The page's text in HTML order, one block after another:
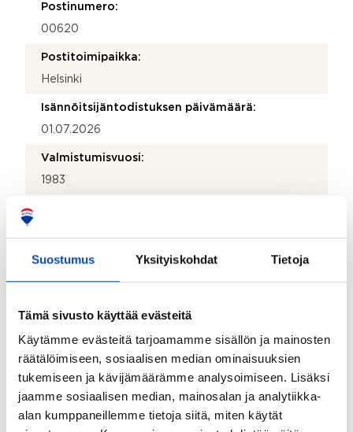
Suostumus Yksityiskohdat Tietoja
Tämä sivusto käyttää evästeitä
Käytämme evästeitä tarjoamamme sisällön ja mainosten
räätälöimiseen, sosiaalisen median ominaisuuksien
tukemiseen ja kävijämäärämme analysoimiseen. Lisäksi
jaamme sosiaalisen median, mainosalan ja analytiikka-
alan kumppaneillemme tietoja siitä, miten käytät
Postinumero:
00620
Postitoimipaikka:
Helsinki
Isännöitsijäntodistuksen päivämäärä:
01.07.2026
Valmistumisvuosi:
1983
Rakennus- ja pintamateriaalit:
Betoni
Kattotyyppi:
Katemateriaali:
Alumiinipelti
Lämmitysjärjestelmä: